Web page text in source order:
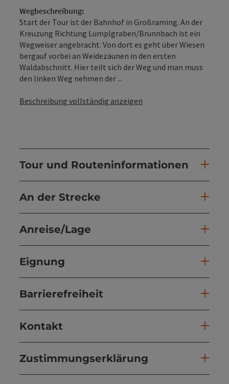
Wegbeschreibung:
Start der Tour ist der Bahnhof in Großraming. An der
Kreuzung Richtung Lumplgraben/Brunnbach ist ein
Wegweiser angebracht. Von dort es geht über Wiesen
bergauf vorbei an Weidezäunen in den ersten
Waldabschnitt. Hier teilt sich der Weg und man muss
den linken Weg nehmen der ...
Beschreibung vollständig anzeigen
Tour und Routeninformationen
An der Strecke
Anreise/Lage
Eignung
Barrierefreiheit
Kontakt
Zustimmungserklärung